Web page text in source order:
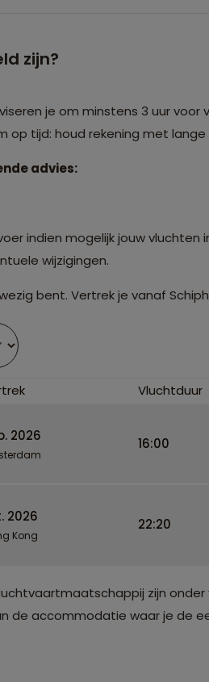
zijn?
je om minstens 3 uur
op tijd: houd rekening met
advies:
indien mogelijk jouw
wijzigingen.
bent. Vertrek je vanaf
Vluchtduur
2026 16:00
2026
Kong
22:20
zijn
de accommodatie waar je de